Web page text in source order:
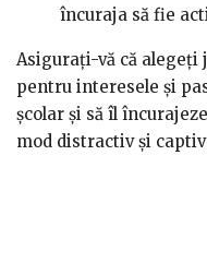
încuraja să fie
Asigurați-vă că
pentru interesele și
școlar și să îl
mod distractiv și